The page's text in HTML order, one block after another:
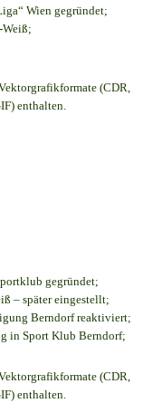
Wien gegründet;
Weiß;
(CDR,
enthalten.
gegründet;
– später eingestellt;
Berndorf reaktiviert;
in Sport Klub Berndorf;
(CDR,
enthalten.